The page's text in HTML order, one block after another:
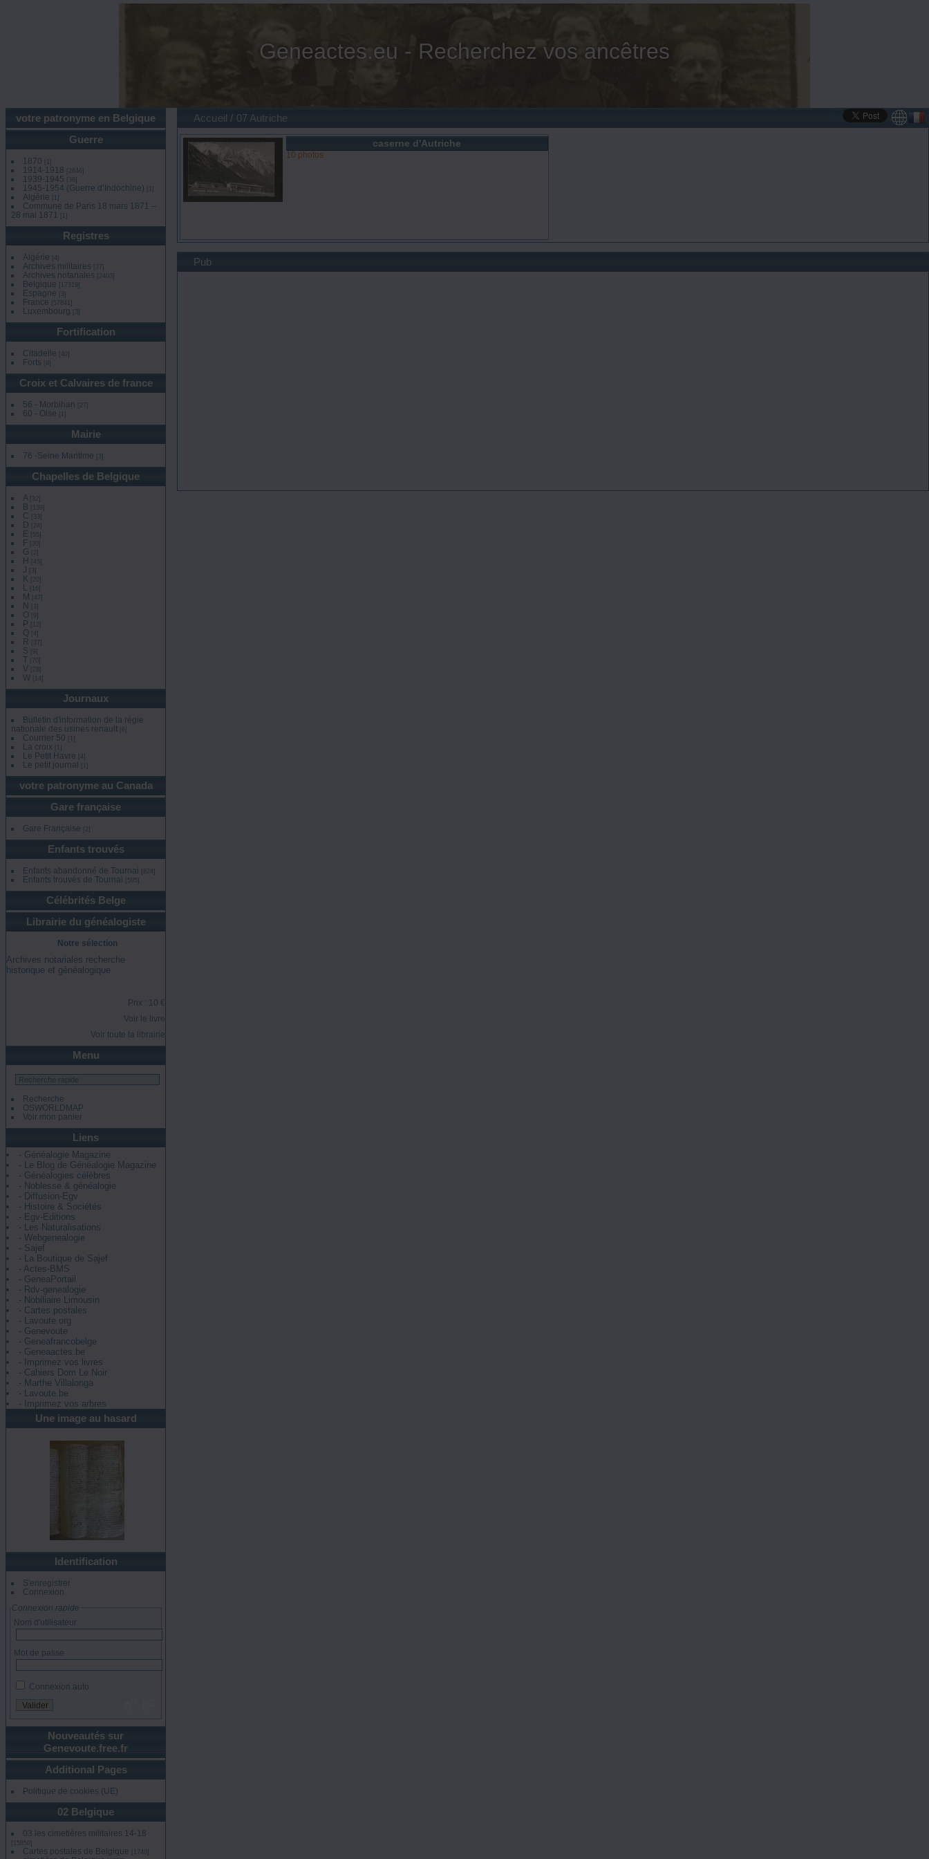
Geneactes.eu - Recherchez vos ancêtres
votre patronyme en Belgique
Guerre
1870 [1]
1914-1918 [2846]
1939-1945 [36]
1945-1954 (Guerre d’Indochine) [1]
Algérie [1]
Commune de Paris 18 mars 1871 –
28 mai 1871
[1]
Registres
Algérie [4]
Archives militaires [37]
Archives notariales [2403]
Belgique [17319]
Espagne [3]
France [57841]
Luxembourg [3]
Fortification
Citadelle [40]
Forts [8]
Croix et Calvaires de france
56 - Morbihan [27]
60 - Oise [1]
Mairie
76 -Seine Maritime [3]
Chapelles de Belgique
A [32]
B [139]
C [33]
D [24]
E [55]
F [30]
G [2]
H [45]
J [3]
K [20]
L [16]
M [47]
N [3]
O [9]
P [12]
Q [4]
R [37]
S [9]
T [70]
V [28]
W [14]
Journaux
Bulletin d'information de la régie
nationale des usines renault [6]
Courrier 50 [1]
La croix [1]
Le Petit Havre [4]
Le petit journal [1]
votre patronyme au Canada
Gare française
Gare Française [2]
Enfants trouvés
Enfants abandonné de Tournai [824]
Enfants trouvés de Tournai [595]
Célébrités Belge
Librairie du généalogiste
Notre sélection
Archives notariales recherche
historique et généalogique
Prix : 10 €
Voir le livre
Voir toute la librairie
Menu
Recherche
OSWORLDMAP
Voir mon panier
Liens
- Généalogie Magazine
- Le Blog de Généalogie Magazine
- Généalogies célèbres
- Noblesse & généalogie
- Diffusion-Egv
- Histoire & Sociétés
- Egv-Editions
- Les Naturalisations
- Webgenealogie
- Sajef
- La Boutique de Sajef
- Actes-BMS
- GeneaPortail
- Rdv-genealogie
- Nobiliaire Limousin
- Cartes postales
- Lavoute.org
- Genevoute
- Geneafrancobelge
- Geneaactes.be
- Imprimez vos livres
- Cahiers Dom Le Noir
- Marthe Villalonga
- Lavoute.be
- Imprimez vos arbres
Une image au hasard
Identification
S'enregistrer
Connexion
Connexion rapide
Nom d'utilisateur
Mot de passe
Connexion auto
Nouveautés sur
Genevoute.free.fr
Additional Pages
Politique de cookies (UE)
02 Belgique
03 les cimetières militaires 14-18
[15850]
Cartes postales de Belgique [1740]
Accueil / 07 Autriche
caserne d'Autriche
10 photos
Pub